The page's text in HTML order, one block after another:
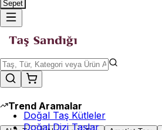
Sepet
Trend Aramalar
Doğal Taş Kütleler
Doğal Dizi Taşlar